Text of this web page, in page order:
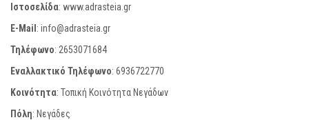
Ιστοσελίδα: www.adrasteia.gr
E-Mail: info@adrasteia.gr
Τηλέφωνο: 2653071684
Εναλλακτικό Τηλέφωνο: 6936722770
Κοινότητα: Τοπική Κοινότητα Νεγάδων
Πόλη: Νεγάδες